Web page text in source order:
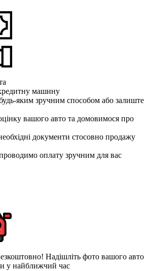
машину
яким зручним способом або залиште
вашого авто та домовимося про
документи стосовно продажу
оплату зручним для вас
Надішліть фото вашого авто
у найближчий час